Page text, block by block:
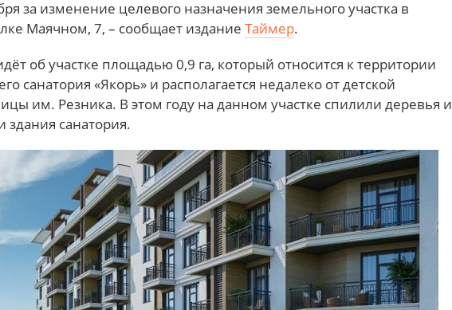
за изменение целевого назначения земельного участка в
Маячном, 7, – сообщает издание Таймер.
об участке площадью 0,9 га, который относится к территории
санатория «Якорь» и располагается недалеко от детской
им. Резника. В этом году на данном участке спилили деревья и
здания санатория.